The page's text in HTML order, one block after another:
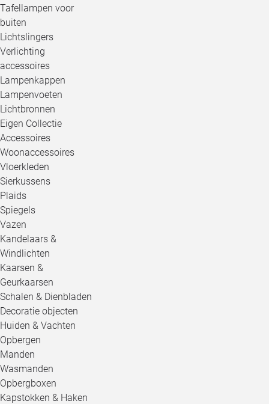
Tafellampen voor
buiten
Lichtslingers
Verlichting
accessoires
Lampenkappen
Lampenvoeten
Lichtbronnen
Eigen Collectie
Accessoires
Woonaccessoires
Vloerkleden
Sierkussens
Plaids
Spiegels
Vazen
Kandelaars &
Windlichten
Kaarsen &
Geurkaarsen
Schalen & Dienbladen
Decoratie objecten
Huiden & Vachten
Opbergen
Manden
Wasmanden
Opbergboxen
Kapstokken & Haken